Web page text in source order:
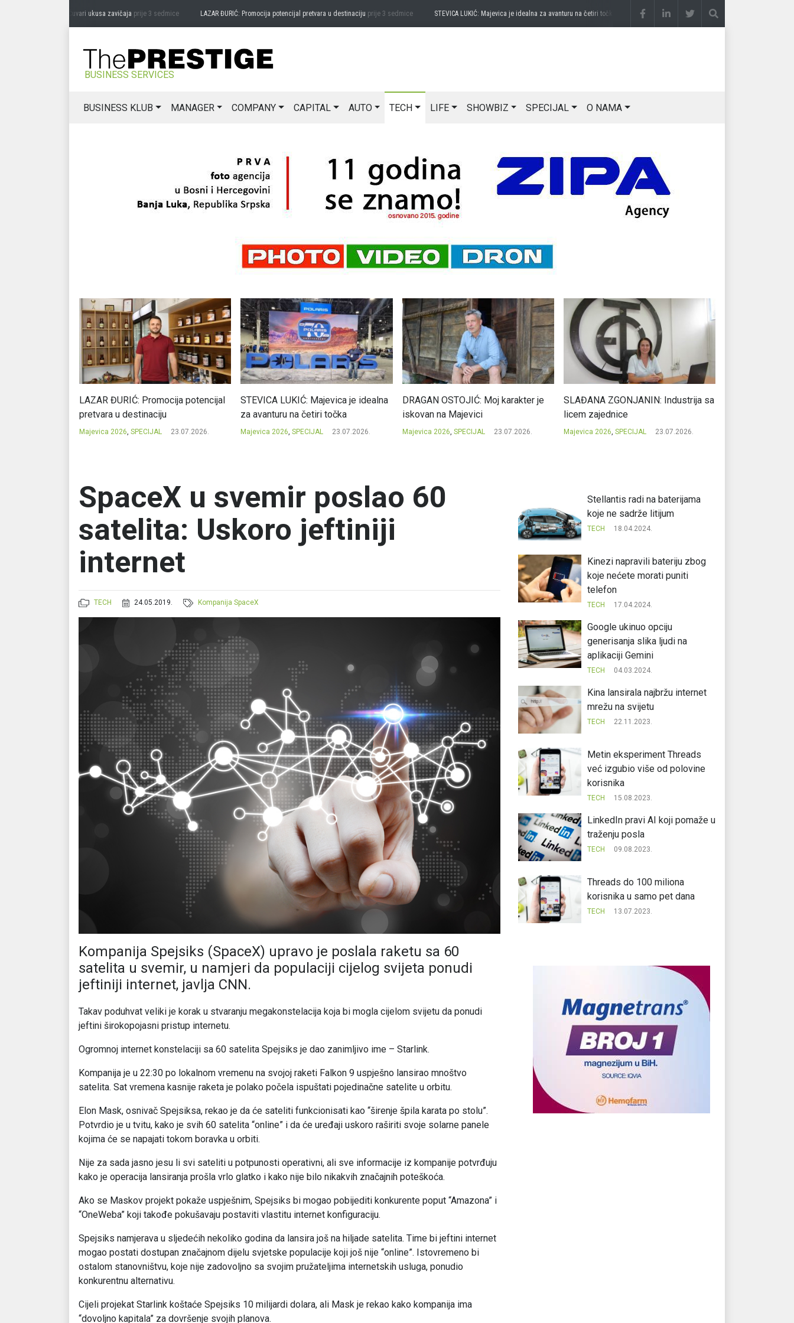
MIĆANOVIĆ: Čuvari ukusa zavičajaprije 3 sedmice LAZAR ĐURIĆ: Promocija potencijal pretvara u destinacijuprije 3 sedmice STEVICA LUKIĆ: Majevica je idealna za avanturu na četiri točkaprije 3 sedmice DRAGAN OSTOJIĆ: Moj karakter je
BUSINESS SERVICES
BUSINESS KLUB MANAGER COMPANY CAPITAL AUTO TECH LIFE SHOWBIZ SPECIJAL O NAMA
LAZAR ĐURIĆ: Promocija potencijal
pretvara u destinaciju
Majevica 2026, SPECIJAL 23.07.2026.
STEVICA LUKIĆ: Majevica je idealna
za avanturu na četiri točka
Majevica 2026, SPECIJAL 23.07.2026.
DRAGAN OSTOJIĆ: Moj karakter je
iskovan na Majevici
Majevica 2026, SPECIJAL 23.07.2026.
SLAĐANA ZGONJANIN: Industrija sa
licem zajednice
Majevica 2026, SPECIJAL 23.07.2026.
SpaceX u svemir poslao 60
satelita: Uskoro jeftiniji
internet
TECH 24.05.2019. Kompanija SpaceX
Kompanija Spejsiks (SpaceX) upravo je poslala raketu sa 60
satelita u svemir, u namjeri da populaciji cijelog svijeta ponudi
jeftiniji internet, javlja CNN.
Takav poduhvat veliki je korak u stvaranju megakonstelacija koja bi mogla cijelom svijetu da ponudi
jeftini širokopojasni pristup internetu.
Ogromnoj internet konstelaciji sa 60 satelita Spejsiks je dao zanimljivo ime – Starlink.
Kompanija je u 22:30 po lokalnom vremenu na svojoj raketi Falkon 9 uspješno lansirao mnoštvo
satelita. Sat vremena kasnije raketa je polako počela ispuštati pojedinačne satelite u orbitu.
Elon Mask, osnivač Spejsiksa, rekao je da će sateliti funkcionisati kao “širenje špila karata po stolu”.
Potvrdio je u tvitu, kako je svih 60 satelita “online” i da će uređaji uskoro raširiti svoje solarne panele
kojima će se napajati tokom boravka u orbiti.
Nije za sada jasno jesu li svi sateliti u potpunosti operativni, ali sve informacije iz kompanije potvrđuju
kako je operacija lansiranja prošla vrlo glatko i kako nije bilo nikakvih značajnih poteškoća.
Ako se Maskov projekt pokaže uspješnim, Spejsiks bi mogao pobijediti konkurente poput “Amazona” i
“OneWeba” koji takođe pokušavaju postaviti vlastitu internet konfiguraciju.
Spejsiks namjerava u sljedećih nekoliko godina da lansira još na hiljade satelita. Time bi jeftini internet
mogao postati dostupan značajnom dijelu svjetske populacije koji još nije “online”. Istovremeno bi
ostalom stanovništvu, koje nije zadovoljno sa svojim pružateljima internetskih usluga, ponudio
konkurentnu alternativu.
Cijeli projekat Starlink koštaće Spejsiks 10 milijardi dolara, ali Mask je rekao kako kompanija ima
“dovoljno kapitala” za dovršenje svojih planova.
Stellantis radi na baterijama
koje ne sadrže litijum
TECH 18.04.2024.
Kinezi napravili bateriju zbog
koje nećete morati puniti
telefon
TECH 17.04.2024.
Google ukinuo opciju
generisanja slika ljudi na
aplikaciji Gemini
TECH 04.03.2024.
Kina lansirala najbržu internet
mrežu na svijetu
TECH 22.11.2023.
Metin eksperiment Threads
već izgubio više od polovine
korisnika
TECH 15.08.2023.
LinkedIn pravi AI koji pomaže u
traženju posla
TECH 09.08.2023.
Threads do 100 miliona
korisnika u samo pet dana
TECH 13.07.2023.